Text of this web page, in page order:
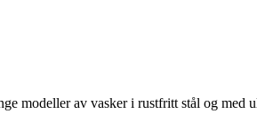
modeller av vasker i rustfritt stål og